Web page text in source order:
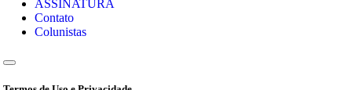
ASSINATURA
Contato
Colunistas